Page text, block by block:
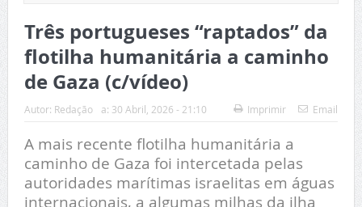
Três portugueses “raptados” da
flotilha humanitária a caminho
de Gaza (c/vídeo)
Autor: Redação a: 30 Abril, 2026 - 21:10 Imprimir Email
A mais recente flotilha humanitária a
caminho de Gaza foi intercetada pelas
autoridades marítimas israelitas em águas
internacionais, a algumas milhas da ilha